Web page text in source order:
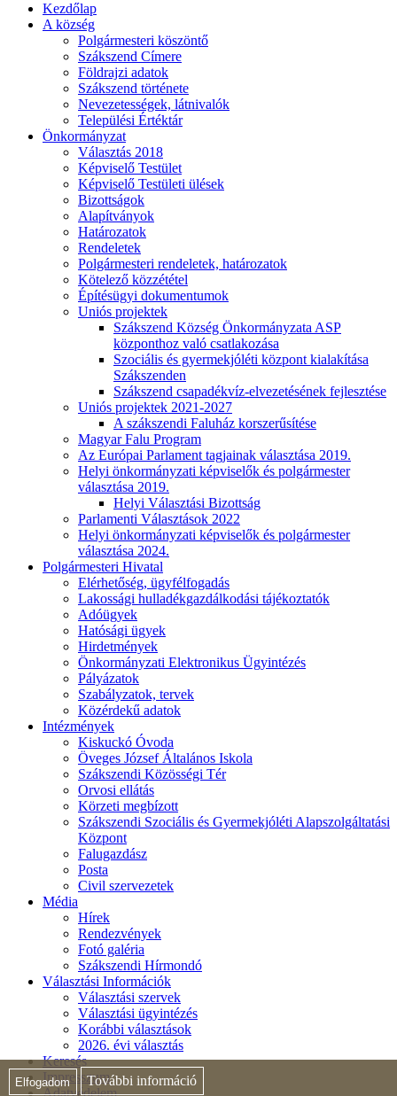
Elfogadom További információ
Kezdőlap
A község
Polgármesteri köszöntő
Szákszend Címere
Földrajzi adatok
Szákszend története
Nevezetességek, látnivalók
Települési Értéktár
Önkormányzat
Választás 2018
Képviselő Testület
Képviselő Testületi ülések
Bizottságok
Alapítványok
Határozatok
Rendeletek
Polgármesteri rendeletek, határozatok
Kötelező közzététel
Építésügyi dokumentumok
Uniós projektek
Szákszend Község Önkormányzata ASP
központhoz való csatlakozása
Szociális és gyermekjóléti központ kialakítása
Szákszenden
Szákszend csapadékvíz-elvezetésének fejlesztése
Uniós projektek 2021-2027
A szákszendi Faluház korszerűsítése
Magyar Falu Program
Az Európai Parlament tagjainak választása 2019.
Helyi önkormányzati képviselők és polgármester
választása 2019.
Helyi Választási Bizottság
Parlamenti Választások 2022
Helyi önkormányzati képviselők és polgármester
választása 2024.
Polgármesteri Hivatal
Elérhetőség, ügyfélfogadás
Lakossági hulladékgazdálkodási tájékoztatók
Adóügyek
Hatósági ügyek
Hirdetmények
Önkormányzati Elektronikus Ügyintézés
Pályázatok
Szabályzatok, tervek
Közérdekű adatok
Intézmények
Kiskuckó Óvoda
Öveges József Általános Iskola
Szákszendi Közösségi Tér
Orvosi ellátás
Körzeti megbízott
Szákszendi Szociális és Gyermekjóléti Alapszolgáltatási
Központ
Falugazdász
Posta
Civil szervezetek
Média
Hírek
Rendezvények
Fotó galéria
Szákszendi Hírmondó
Választási Információk
Választási szervek
Választási ügyintézés
Korábbi választások
2026. évi választás
Keresés
Impresszum